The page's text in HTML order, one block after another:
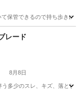
保管できるので持ち歩き
レード
8月8日
多少のスレ、キズ、落と